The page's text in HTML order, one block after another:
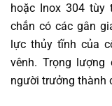
hoặc Inox 304 tùy
chắn có các gân
lực thủy tĩnh của
vênh. Trọng
người trưởng thành